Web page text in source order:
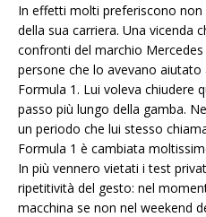
In effetti molti preferiscono
della sua carriera. Una vicenda
confronti del marchio Mercedes
persone che lo avevano aiutato
Formula 1. Lui voleva chiudere
passo più lungo della gamba.
un periodo che lui stesso
Formula 1 è cambiata
In più vennero vietati i test
ripetitività del gesto: nel
macchina se non nel weekend